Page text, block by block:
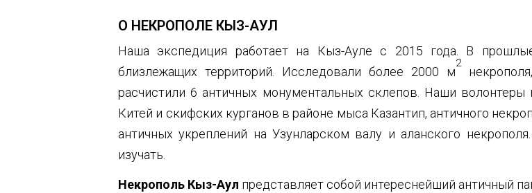
О НЕКРОПОЛЕ КЫЗ-АУЛ
Наша экспедиция работает на Кыз-Ауле с 2015 года. В
близлежащих территорий. Исследовали более 2000 м
2
расчистили 6 античных монументальных склепов. Наши волонтеры
Китей и скифских курганов в районе мыса Казантип, античного
античных укреплений на Узунларском валу и аланского
изучать.
Некрополь Кыз-Аул представляет собой интереснейший античный